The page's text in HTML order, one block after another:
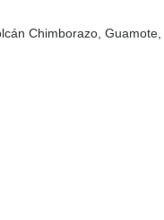
Chimborazo , Guamote